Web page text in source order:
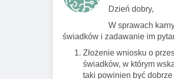
Dzień dobry,
W sprawach
świadków i zadawanie im
Złożenie wniosku o
świadków, w którym
taki powinien być